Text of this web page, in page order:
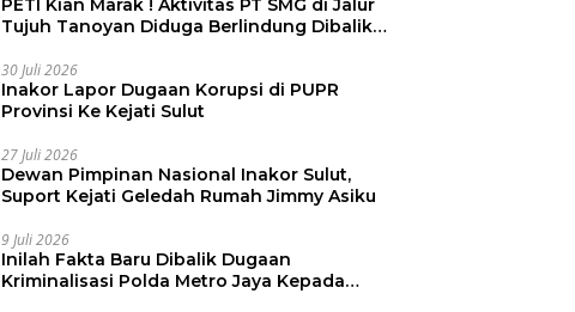
PETI Kian Marak ! Aktivitas PT SMG di Jalur
Tujuh Tanoyan Diduga Berlindung Dibalik
30 Juli 2026
Inakor Lapor Dugaan Korupsi di PUPR
Provinsi Ke Kejati Sulut
27 Juli 2026
Dewan Pimpinan Nasional Inakor Sulut,
Suport Kejati Geledah Rumah Jimmy Asiku
9 Juli 2026
Inilah Fakta Baru Dibalik Dugaan
Kriminalisasi Polda Metro Jaya Kepada